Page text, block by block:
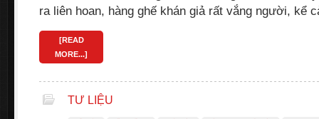
ra liên hoan, hàng ghế khán giả rất vắng người, kể
[READ
MORE...]
TƯ LIỆU